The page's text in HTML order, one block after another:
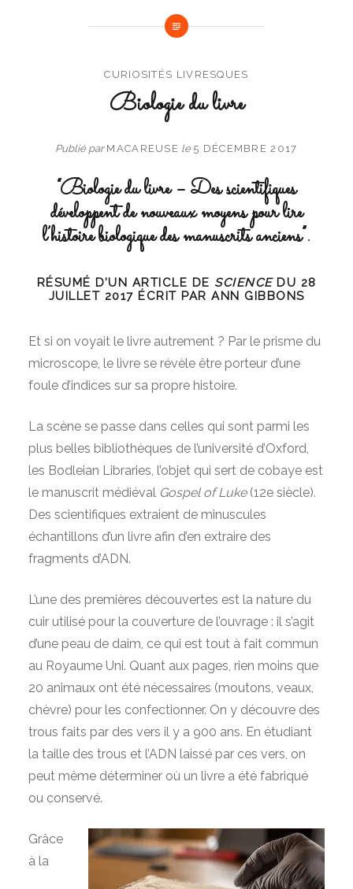
CURIOSITÉS LIVRESQUES
Biologie du livre
Publié par MACAREUSE le 5 DÉCEMBRE 2017
“Biologie du livre – Des scientifiques
développent de nouveaux moyens pour lire
l’histoire biologique des manuscrits anciens”.
RÉSUMÉ D’UN ARTICLE DE SCIENCEDU 28
JUILLET 2017 ÉCRIT PAR ANN GIBBONS
Et si on voyait le livre autrement ? Par le prisme du
microscope, le livre se révèle être porteur d’une
foule d’indices sur sa propre histoire.
La scène se passe dans celles qui sont parmi les
plus belles bibliothèques de l’université d’Oxford,
les Bodleian Libraries, l’objet qui sert de cobaye est
le manuscrit médiéval Gospel of Luke (12e siècle).
Des scientifiques extraient de minuscules
échantillons d’un livre afin d’en extraire des
fragments d’ADN.
L’une des premières découvertes est la nature du
cuir utilisé pour la couverture de l’ouvrage : il s’agit
d’une peau de daim, ce qui est tout à fait commun
au Royaume Uni. Quant aux pages, rien moins que
20 animaux ont été nécessaires (moutons, veaux,
chèvre) pour les confectionner. On y découvre des
trous faits par des vers il y a 900 ans. En étudiant
la taille des trous et l’ADN laissé par ces vers, on
peut même déterminer où un livre a été fabriqué
ou conservé.
Grâce
à la